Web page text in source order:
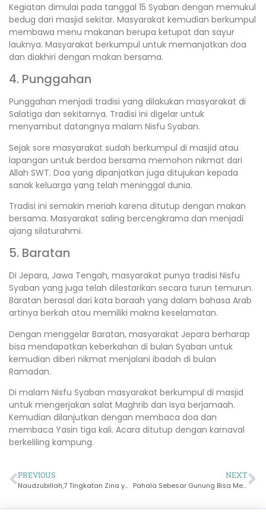
Kegiatan dimulai pada tanggal 15 Syaban dengan memukul
bedug dari masjid sekitar. Masyarakat kemudian berkumpul
membawa menu makanan berupa ketupat dan sayur
lauknya. Masyarakat berkumpul untuk memanjatkan doa
dan diakhiri dengan makan bersama.
4. Punggahan
Punggahan menjadi tradisi yang dilakukan masyarakat di
Salatiga dan sekitarnya. Tradisi ini digelar untuk
menyambut datangnya malam Nisfu Syaban.
Sejak sore masyarakat sudah berkumpul di masjid atau
lapangan untuk berdoa bersama memohon nikmat dari
Allah SWT. Doa yang dipanjatkan juga ditujukan kepada
sanak keluarga yang telah meninggal dunia.
Tradisi ini semakin meriah karena ditutup dengan makan
bersama. Masyarakat saling bercengkrama dan menjadi
ajang silaturahmi.
5. Baratan
Di Jepara, Jawa Tengah, masyarakat punya tradisi Nisfu
Syaban yang juga telah dilestarikan secara turun temurun.
Baratan berasal dari kata baraah yang dalam bahasa Arab
artinya berkah atau memiliki makna keselamatan.
Dengan menggelar Baratan, masyarakat Jepara berharap
bisa mendapatkan keberkahan di bulan Syaban untuk
kemudian diberi nikmat menjalani ibadah di bulan
Ramadan.
Di malam Nisfu Syaban masyarakat berkumpul di masjid
untuk mengerjakan salat Maghrib dan Isya berjamaah.
Kemudian dilanjutkan dengan membaca doa dan
membaca Yasin tiga kali. Acara ditutup dengan karnaval
berkeliling kampung.
PREVIOUS
Naudzubillah,7 Tingkatan Zina yang Paling Besar Dosanya
NEXT
Pahala Sebesar Gunung Bisa Menghapus Salah Satu Dosa